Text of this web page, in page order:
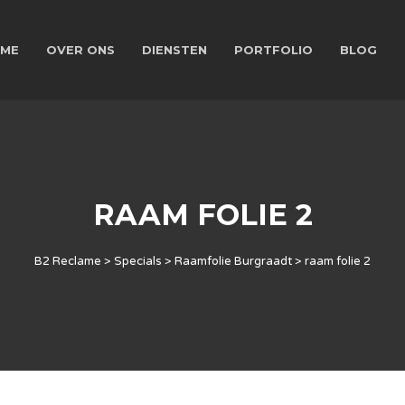
OVER ONS DIENSTEN PORTFOLIO BLOG
RAAM FOLIE 2
B2 Reclame > Specials > Raamfolie Burgraadt> raam folie 2